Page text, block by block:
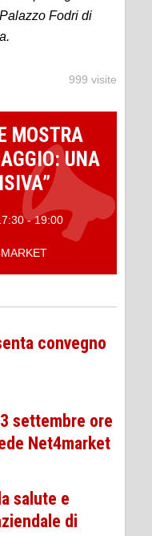
Fodri di
999 visite
MOSTRA
UNA
- 19:00
convegno
settembre ore
Net4market
salute e
di